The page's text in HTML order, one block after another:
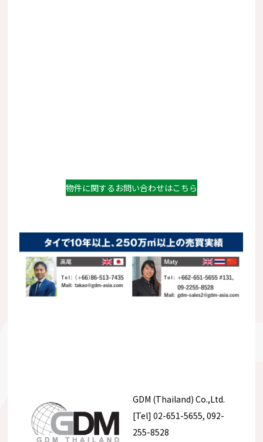
物件に関するお問い合わせはこちら
GDM (Thailand) Co.,Ltd.
[Tel] 02-651-5655, 092-
255-8528